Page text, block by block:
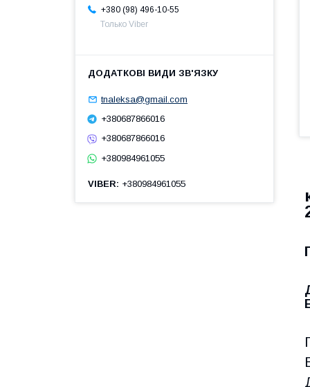
+380 (98) 496-10-55
Только Viber
tnaleksa@gmail.com
+380687866016
+380687866016
+380984961055
VIBER +380984961055